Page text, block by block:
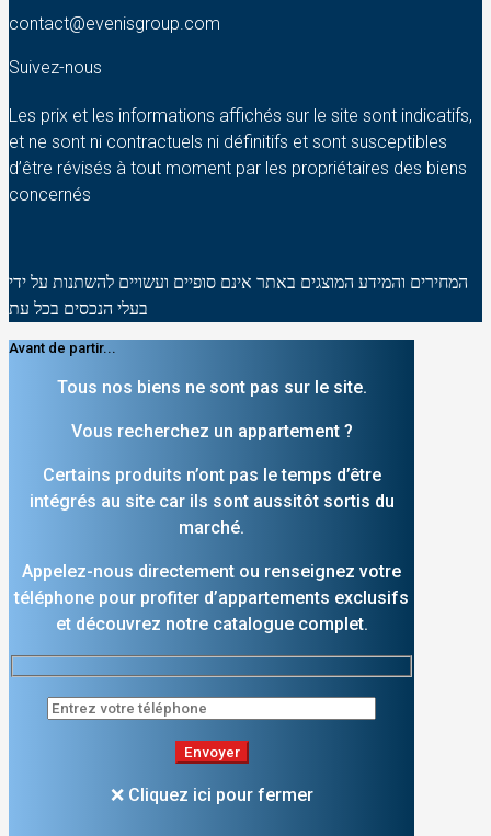
contact@evenisgroup.com
Suivez-nous
Les prix et les informations affichés sur le site sont indicatifs,
et ne sont ni contractuels ni définitifs et sont susceptibles
d’être révisés à tout moment par les propriétaires des biens
concernés
המחירים והמידע המוצגים באתר אינם סופיים ועשויים להשתנות על ידי
בעלי הנכסים בכל עת
Avant de partir...
Tous nos biens ne sont pas sur le site.
Vous recherchez un appartement ?
Certains produits n’ont pas le temps d’être
intégrés au site car ils sont aussitôt sortis du
marché.
Appelez-nous directement ou renseignez votre
téléphone pour profiter d’appartements exclusifs
et découvrez notre catalogue complet.
❌ Cliquez ici pour fermer